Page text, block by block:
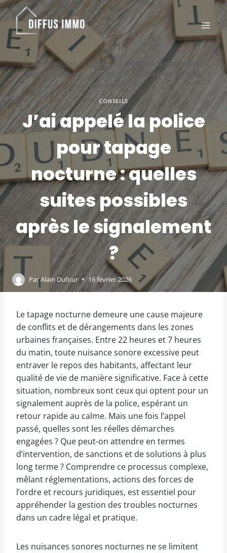
Aller
au
contenu
Blog immobilier »Conseils»
J’ai appelé la police pour
tapage nocturne : quelles suites possibles après le
signalement ?
CONSEILS
J’ai appelé la police
pour tapage
nocturne : quelles
suites possibles
après le signalement
?
ParAlain Dufour 16 février 2026
Le tapage nocturne demeure une cause majeure
de conflits et de dérangements dans les zones
urbaines françaises. Entre 22 heures et 7 heures
du matin, toute nuisance sonore excessive peut
entraver le repos des habitants, affectant leur
qualité de vie de manière significative. Face à cette
situation, nombreux sont ceux qui optent pour un
signalement auprès de la police, espérant un
retour rapide au calme. Mais une fois l’appel
passé, quelles sont les réelles démarches
engagées ? Que peut-on attendre en termes
d’intervention, de sanctions et de solutions à plus
long terme ? Comprendre ce processus complexe,
mêlant réglementations, actions des forces de
l’ordre et recours juridiques, est essentiel pour
appréhender la gestion des troubles nocturnes
dans un cadre légal et pratique.
Les nuisances sonores nocturnes ne se limitent